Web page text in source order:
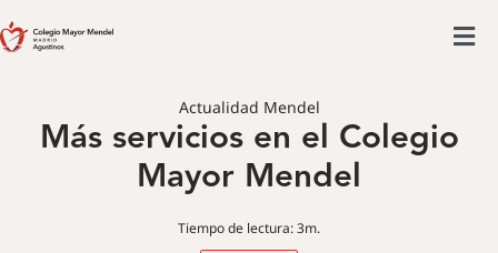
al
Actividades
Admisiones
Actualidad Mendel
Más servicios en el Colegio
Mayor Mendel
Tiempo de lectura: 3m.